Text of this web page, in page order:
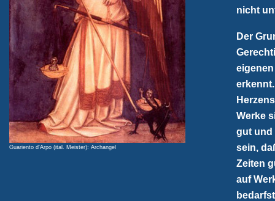
nicht
Der
Werke
gut und
sein,
Zeiten
auf
Guariento d'Arpo (ital. Meister): Archangel